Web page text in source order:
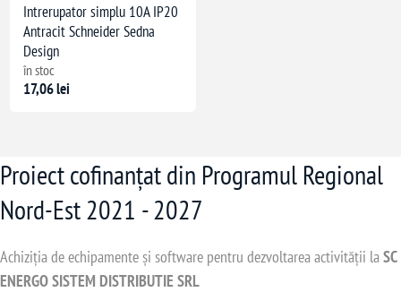
Intrerupator simplu 10A IP20
Antracit Schneider Sedna
Design
în stoc
17,06 lei
Proiect cofinanțat din Programul Regional
Nord-Est 2021 - 2027
Achiziția de echipamente și software pentru dezvoltarea activității la SC
ENERGO SISTEM DISTRIBUTIE SRL